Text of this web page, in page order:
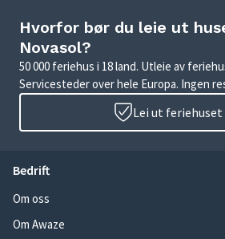
Hvorfor bør du leie ut
Novasol?
50 000 feriehus i 18 land. Utleie av
Servicesteder over hele Europa. Ingen
Lei ut
Bedrift
Om oss
Om Awaze